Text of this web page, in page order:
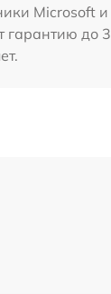
Microsoft и
гарантию до 3